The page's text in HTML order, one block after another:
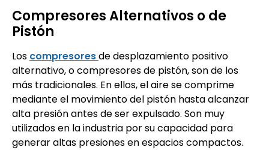
Compresores Alternativos o de
Pistón
Los compresoresde desplazamiento positivo
alternativo, o compresores de pistón, son de los
más tradicionales. En ellos, el aire se comprime
mediante el movimiento del pistón hasta alcanzar
alta presión antes de ser expulsado. Son muy
utilizados en la industria por su capacidad para
generar altas presiones en espacios compactos.